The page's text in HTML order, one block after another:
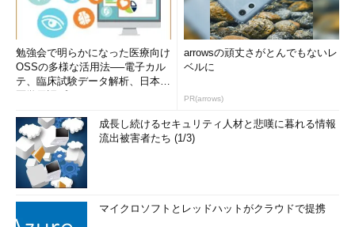
勉強会で明らかになった医療向け
OSSの多様な活用法──電子カル
テ、臨床試験データ解析、日本語
arrowsの頑丈さがとんでもないレ
ベルに
PR(arrows)
成長し続けるセキュリティ人材と悲嘆に暮れる情報
流出被害者たち (1/3)
マイクロソフトとレッドハットがクラウドで提携